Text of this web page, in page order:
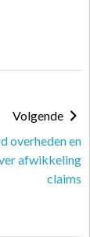
Volgende
overheden en
afwikkeling
claims